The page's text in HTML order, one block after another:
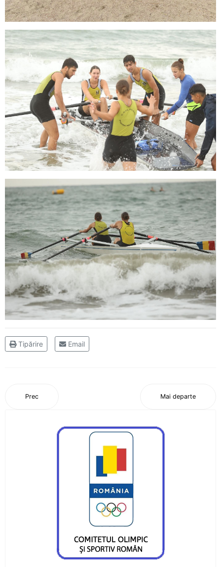
Doi atleți pietreni au adus medalii importante
lotului României
Obiective îndeplinite pentru atleții CS Ceahlăul
și LPS Piatra Neamț
Un titlu continental și o medalie de bronz
pentru flotila pietreană
Ionuț Măriuța și Gabriel Marcel sunt campioni
naționali
Pietrenii, învingători în Cupa României Under 15
Ceahlăul
Gabriel Stan, câștigător la o categorie de vârstă
mai mare
Medalii și confirmări la concursurile
internaționale pentru CS Ceahlăul
Campionatul Național pe ergometru - Deva
Obiective reușite la București și Craiova
Sfârșit de săptămână cu finală de campionat
național la juniori III
Trei locuri I, un loc II si cinci locuri III pentru
Pietrenii au fost campioni la Targu-Mures
Fudokan
Valentin Gavril a fost ales vicepresedinte al
Federatiei de Canotaj
premiati la Targu-Mures
Tipărire Email
Prec Mai departe